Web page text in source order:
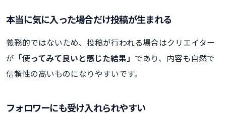
本当に気に入った場合だけ投稿が生まれる
義務的ではないため、投稿が行われる場合はクリエイター
が 「使ってみて良いと感じた結果」 であり、内容も自然で
信頼性の高いものになりやすいです。
フォロワーにも受け入れられやすい